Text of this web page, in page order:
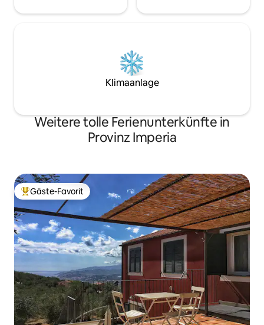
Klimaanlage
Weitere tolle Ferienunterkünfte in
Provinz Imperia
Beliebter Gäste-Favorit.
Gäste-Favorit